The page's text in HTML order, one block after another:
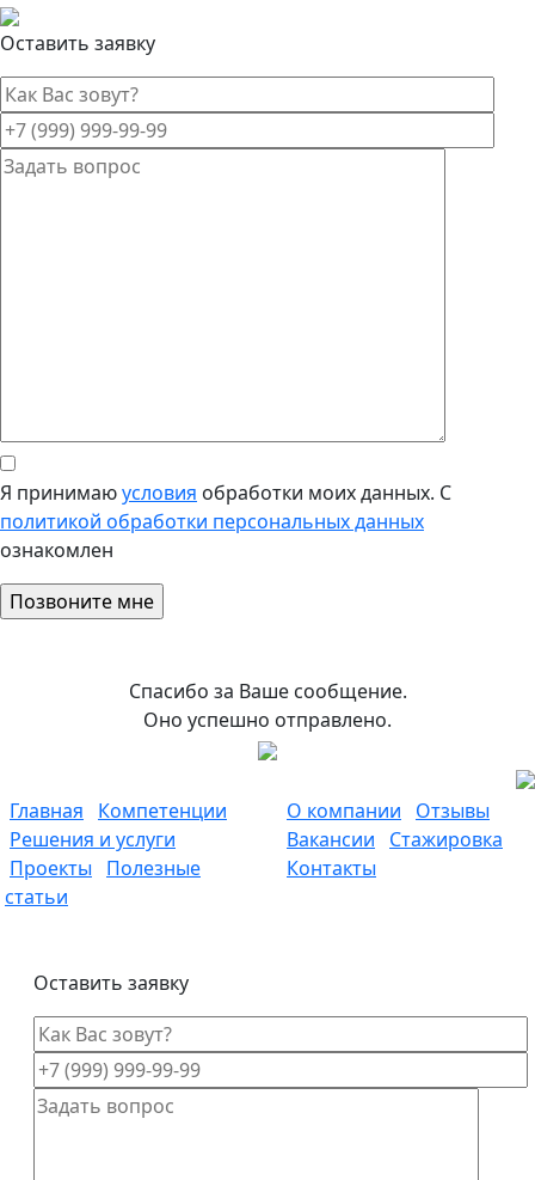
Оставить заявку
Я принимаюусловия обработки моих данных. С
политикой обработки персональных данных
ознакомлен
Спасибо за Ваше сообщение.
Оно успешно отправлено.
Главная
Компетенции
Решения и услуги
Проекты
Полезные
статьи
О компании
Отзывы
Вакансии
Стажировка
Контакты
Оставить заявку